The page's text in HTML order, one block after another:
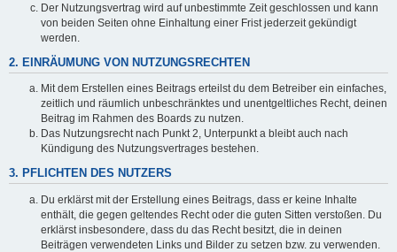
Der Nutzungsvertrag wird auf unbestimmte Zeit geschlossen und kann
von beiden Seiten ohne Einhaltung einer Frist jederzeit gekündigt
werden.
2. EINRÄUMUNG VON NUTZUNGSRECHTEN
Mit dem Erstellen eines Beitrags erteilst du dem Betreiber ein einfaches,
zeitlich und räumlich unbeschränktes und unentgeltliches Recht, deinen
Beitrag im Rahmen des Boards zu nutzen.
Das Nutzungsrecht nach Punkt 2, Unterpunkt a bleibt auch nach
Kündigung des Nutzungsvertrages bestehen.
3. PFLICHTEN DES NUTZERS
Du erklärst mit der Erstellung eines Beitrags, dass er keine Inhalte
enthält, die gegen geltendes Recht oder die guten Sitten verstoßen. Du
erklärst insbesondere, dass du das Recht besitzt, die in deinen
Beiträgen verwendeten Links und Bilder zu setzen bzw. zu verwenden.